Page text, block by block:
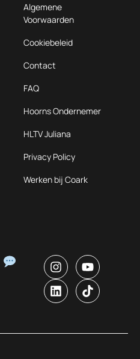
Algemene
Voorwaarden
Cookiebeleid
Contact
FAQ
Hoorns Ondernemer
HLTV Juliana
Privacy Policy
Werken bij Coark